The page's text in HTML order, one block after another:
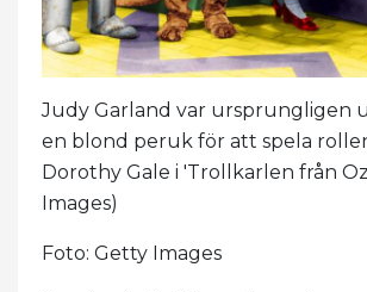
Judy Garland var ursprungligen
en blond peruk för att spela
Dorothy Gale i 'Trollkarlen från
Images)
Foto: Getty Images